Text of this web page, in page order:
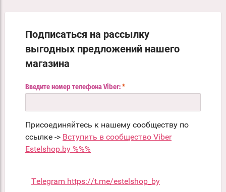
Подписаться на рассылку
выгодных предложений нашего
магазина
Введите номер телефона Viber: *
Присоединяйтесь к нашему сообществу по
ссылке -> Вступить в сообщество Viber
Estelshop.by %%%
Telegram https://t.me/estelshop_by